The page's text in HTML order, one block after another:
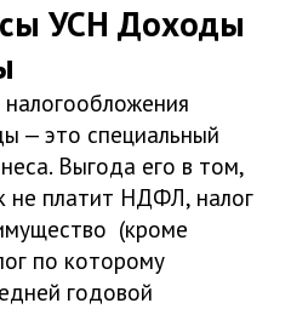
УСН Доходы
— это специальный
Выгода его в том,
не платит НДФЛ, налог
(кроме
по которому
годовой